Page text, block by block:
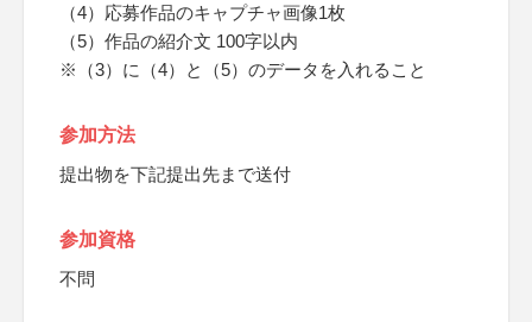
（4）応募作品のキャプチャ画像1枚
（5）作品の紹介文 100字以内
※（3）に（4）と（5）のデータを入れること
参加方法
提出物を下記提出先まで送付
参加資格
不問